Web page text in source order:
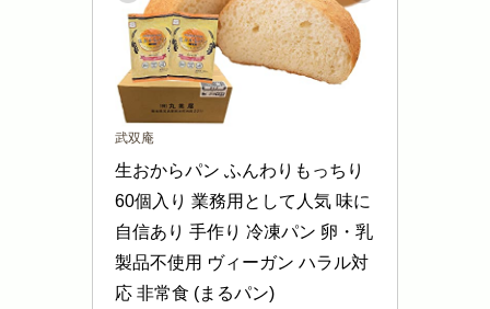
武双庵
生おからパン ふんわりもっちり
60個入り 業務用として人気 味に
自信あり 手作り 冷凍パン 卵・乳
製品不使用 ヴィーガン ハラル対
応 非常食 (まるパン)